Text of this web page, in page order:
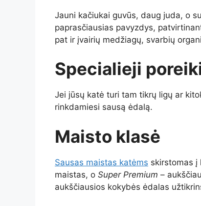
Jauni kačiukai guvūs, daug juda, o
paprasčiausias pavyzdys,
pat ir įvairių medžiagų, svarbių
Specialieji
Jei jūsų katė turi tam tikrų ligų ar
rinkdamiesi sausą ėdalą.
Maisto klasė
Sausas maistas katėms skirstomas į
maistas, o Super Premium –
aukščiausios kokybės ėdalas